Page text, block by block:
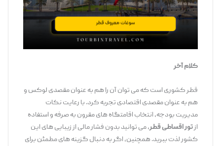
کلام آخر
قطر کشوری است که می ‌توان آن را هم به‌ عنوان مقصدی لوکس و
هم به‌ عنوان مقصدی اقتصادی تجربه کرد. با رعایت نکات
مدیریت بودجه، انتخاب اقامتگاه‌ های مقرون ‌به ‌صرفه و استفاده
تور اقساطی قطر، می ‌توانید بدون فشار مالی از زیبایی ‌های این
کشور لذت ببرید. همچنین، اگر به دنبال گزینه‌ های مطمئن برای